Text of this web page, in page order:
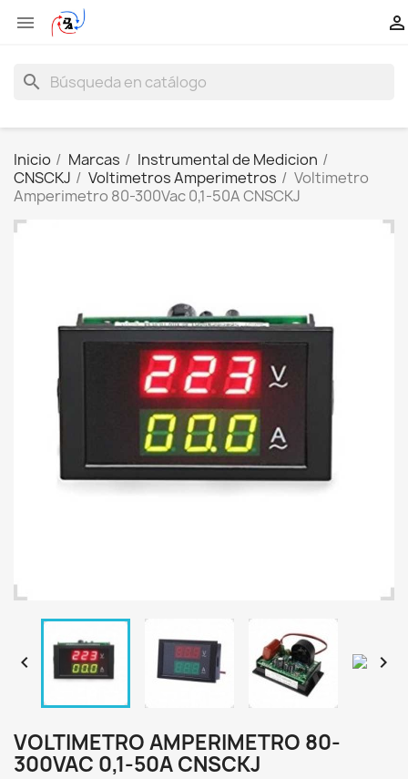
 
search
Inicio Marcas
Instrumental de Medicion
CNSCKJ
Voltimetros Amperimetros
Voltimetro
Amperimetro 80-300Vac 0,1-50A CNSCKJ
 
VOLTIMETRO AMPERIMETRO 80-
300VAC 0,1-50A CNSCKJ